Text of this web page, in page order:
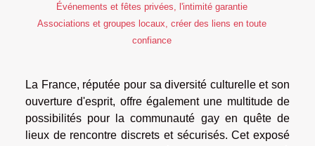
Événements et fêtes privées, l'intimité garantie
Associations et groupes locaux, créer des liens en toute
confiance
La France, réputée pour sa diversité culturelle et son
ouverture d'esprit, offre également une multitude de
possibilités pour la communauté gay en quête de
lieux de rencontre discrets et sécurisés. Cet exposé